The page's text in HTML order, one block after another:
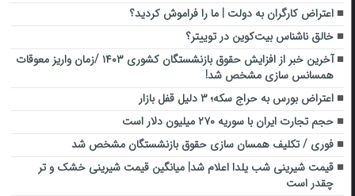
اعتراض کارگران به دولت | ما را فراموش کردید؟
خالق ناشناس بیت‌کوین در توییتر؟
آخرین خبر از افزایش حقوق بازنشستگان کشوری ۱۴۰۳ /زمان واریز معوقات
همسانس سازی مشخص شد!
اعتراض بورس به حراج سکه؛ ۳ دلیل قفل بازار
حجم تجارت ایران با سوریه ۲۷۰ میلیون دلار است
فوری / تکلیف همسان سازی حقوق بازنشستگان مشخص شد
قیمت شیرینی شب یلدا اعلام شد| میانگین قیمت شیرینی خشک و تر
چقدر است